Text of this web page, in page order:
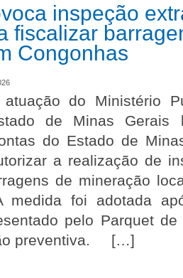
inspeção
fiscalizar
Congonhas
atuação do Ministério
de Minas Gerais
do Estado de
a realização de
de mineração
medida foi adotada
pelo Parquet
preventiva. […]